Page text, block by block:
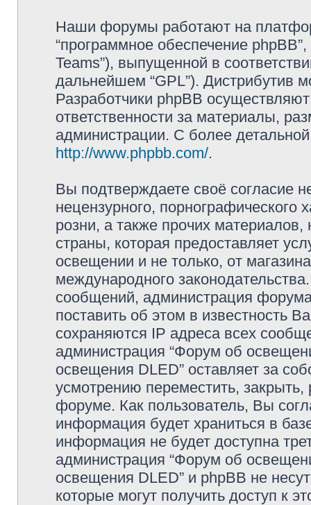
Наши форумы работают на
“программное обеспечение
Teams”), выпущенной в
дальнейшем “GPL”). Дистрибутив
Разработчики phpBB
ответственности за материалы,
администрации. С более
http://www.phpbb.com/.
Вы подтверждаете своё согласие
нецензурного, порнографического
розни, а также прочих
страны, которая предоставляет
освещении и не только, от
международного
сообщений, администрация
поставить об этом в известность
сохраняются IP адреса всех
администрация “Форум об
освещения DLED” оставляет за
усмотрению переместить,
форуме. Как пользователь, Вы
информация будет храниться в
информация не будет доступна
администрация “Форум об
освещения DLED” и phpBB не
которые могут получить доступ к